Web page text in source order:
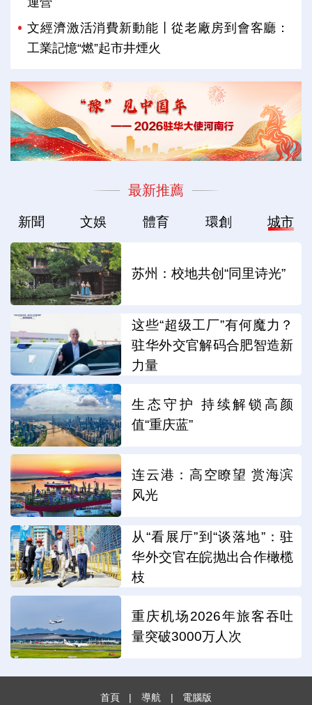
文經濟激活消費新動能丨從老廠房到會客廳：
工業記憶“燃”起市井煙火
最新推薦
新聞 文娛 體育 環創 城市
苏州：校地共创“同里诗光”
这些“超级工厂”有何魔力？
驻华外交官解码合肥智造新
力量
生态守护 持续解锁高颜
值“重庆蓝”
连云港：高空瞭望 赏海滨
风光
从“看展厅”到“谈落地”：驻
华外交官在皖抛出合作橄榄
枝
重庆机场2026年旅客吞吐
量突破3000万人次
首頁 | 導航 | 電腦版